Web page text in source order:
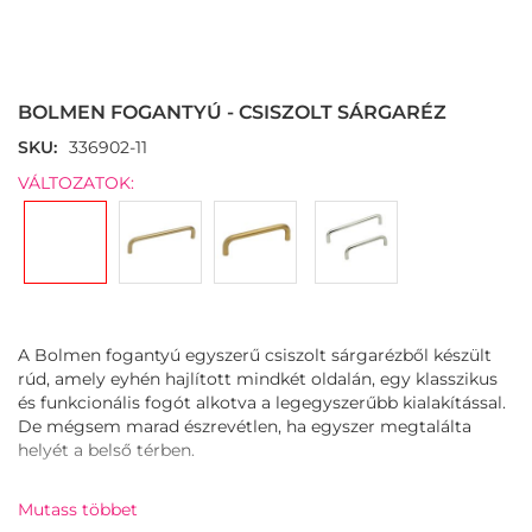
beginning
of
the
images
BOLMEN FOGANTYÚ - CSISZOLT SÁRGARÉZ
SKU
336902-11
VÁLTOZATOK:
A Bolmen fogantyú egyszerű csiszolt sárgarézből készült
rúd, amely eyhén hajlított mindkét oldalán, egy klasszikus
és funkcionális fogót alkotva a legegyszerűbb kialakítással.
De mégsem marad észrevétlen, ha egyszer megtalálta
helyét a belső térben.
A fogantyú fényes és ragyogó bevonata exkluzív érzést
kölcsönöz bármilyen bútornak. A Bolmen egy tökéletes
Mutass többet